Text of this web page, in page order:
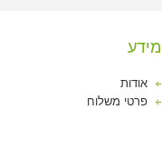
מידע
אודות
פרטי משלוח